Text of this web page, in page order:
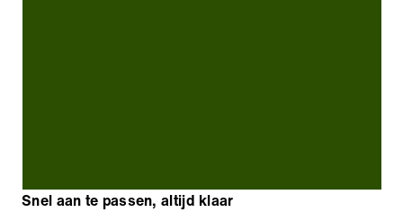
Snel aan te passen, altijd klaar